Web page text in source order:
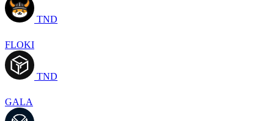
TND
FLOKI
TND
GALA